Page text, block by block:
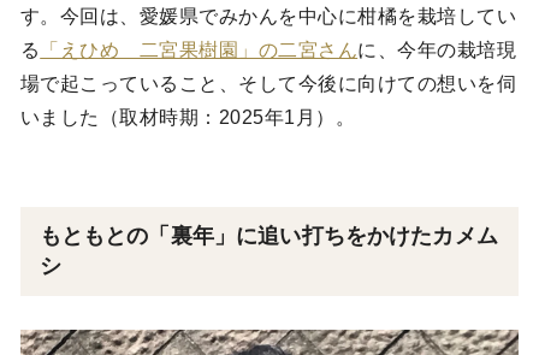
す。今回は、愛媛県でみかんを中心に柑橘を栽培してい
る
「えひめ 二宮果樹園」の二宮さんに、今年の栽培現
場で起こっていること、そして今後に向けての想いを伺
いました（取材時期：2025年1月）。
もともとの「裏年」に追い打ちをかけたカメム
シ